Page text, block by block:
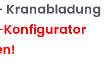
Kranabladung
Konfigurator